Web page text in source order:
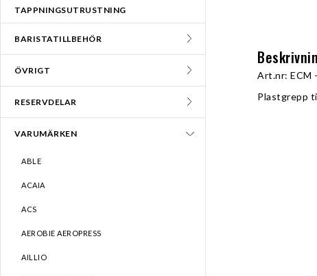
TAPPNINGSUTRUSTNING
BARISTATILLBEHÖR
ÖVRIGT
RESERVDELAR
VARUMÄRKEN
ABLE
ACAIA
ACS
AEROBIE AEROPRESS
AILLIO
Art.nr: ECM
Plastgrepp